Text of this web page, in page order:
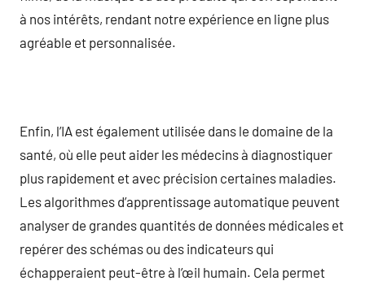
à nos intérêts, rendant notre expérience en ligne plus
agréable et personnalisée.
Enfin, l’IA est également utilisée dans le domaine de la
santé, où elle peut aider les médecins à diagnostiquer
plus rapidement et avec précision certaines maladies.
Les algorithmes d’apprentissage automatique peuvent
analyser de grandes quantités de données médicales et
repérer des schémas ou des indicateurs qui
échapperaient peut-être à l’œil humain. Cela permet